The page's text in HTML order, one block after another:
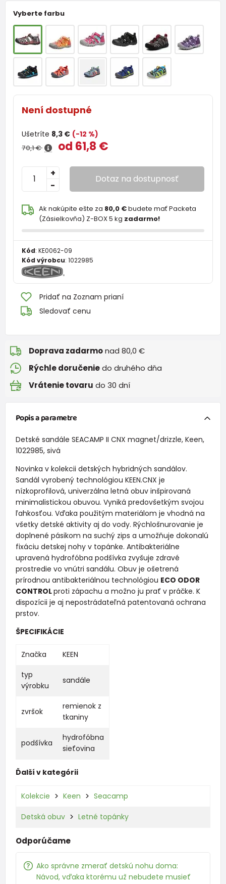
Vyberte farbu
Není dostupné
Ušetríte 8,3 € (-12 %)
70,1 € od 61,8 €
-
+ Dotaz na dostupnosť
Ak nakúpite ešte za 80,0 €budete mať Packeta
(Zásielkovňa) Z-BOX 5 kg zadarmo!
Kód: KE0062-09
Kód výrobcu: 1022985
Pridať na Zoznam prianí
Sledovať cenu
Doprava zadarmonad 80,0 €
Rýchle doručeniedo druhého dňa
Vrátenie tovaru do 30 dní
Popis a parametre
Detské sandále SEACAMP II CNX magnet/drizzle, Keen,
1022985, sivá
Novinka v kolekcii detských hybridných sandálov.
Sandál vyrobený technológiou KEEN.CNX je
nízkoprofilová, univerzálna letná obuv inšpirovaná
minimalistickou obuvou. Vyniká predovšetkým svojou
ľahkosťou. Vďaka použitým materiálom je vhodná na
všetky detské aktivity aj do vody. Rýchlošnurovanie je
doplnené pásikom na suchý zips a umožňuje dokonalú
fixáciu detskej nohy v topánke. Antibakteriálne
upravená hydrofóbna podšívka zvyšuje zdravé
prostredie vo vnútri sandálu. Obuv je ošetrená
prírodnou antibakteriálnou technológiou ECO ODOR
CONTROLproti zápachu a možno ju prať v práčke. K
dispozícii je aj nepostrádateľná patentovaná ochrana
prstov.
ŠPECIFIKÁCIE
Značka
KEEN
typ
výrobku
sandále
zvršok
remienok z
tkaniny
podšívka
hydrofóbna
sieťovina
Ďalší v kategórii
Kolekcie Keen Seacamp
Detská obuv Letné topánky
Odporúčame
Ako správne zmerať detskú nohu doma:
Návod, vďaka ktorému už nebudete musieť